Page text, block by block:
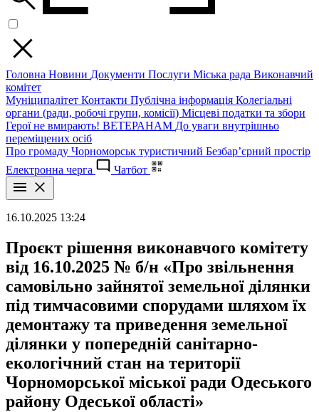
Головна Новини Документи Послуги Міська рада Виконавчий
комітет
Муніципалітет Контакти Публічна інформація Колегіальні
органи (ради, робочі групи, комісії) Місцеві податки та збори
Герої не вмирають! ВЕТЕРАНАМ До уваги внутрішньо
переміщених осіб
Про громаду Чорноморськ туристичний Безбар’єрний простір
Електронна черга
Чатбот
16.10.2025 13:24
Проєкт рішення виконавчого комітету
від 16.10.2025 № б/н «Про звільнення
самовільно зайнятої земельної ділянки
під тимчасовими спорудами шляхом їх
демонтажу та приведення земельної
ділянки у попередній санітарно-
екологічний стан на території
Чорноморської міської ради Одеського
району Одеської області»